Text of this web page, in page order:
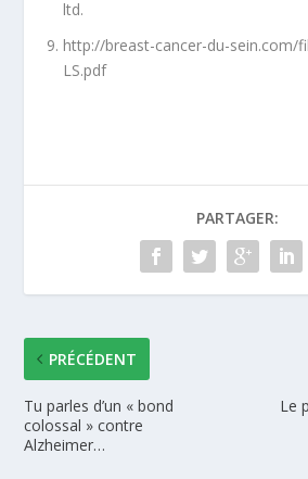
ltd.
http://breast-cancer-du-sein.com/
LS.pdf
PARTAGER:
PRÉCÉDENT
Tu parles d’un « bond
colossal » contre
Alzheimer…
Le